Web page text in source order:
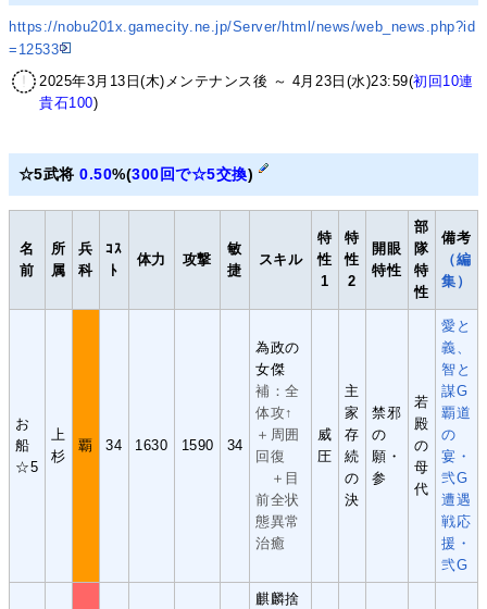
https://nobu201x.gamecity.ne.jp/Server/html/news/web_news.php?id
=12533
2025年3月13日(木)メンテナンス後 ～ 4月23日(水)23:59(初回10連
貴石100)
☆5武将0.50%(300回で☆5交換)
名
前
所
属
兵
科
ｺｽ
ﾄ
体力 攻撃
敏
捷
スキル
特
性
1
特
性
2
開眼
特性
部
隊
特
性
備考
（編
集）
お
船
☆5
上
杉
覇 34 1630 1590 34
為政の
女傑
補：全
体攻↑
＋周囲
回復
＋目
前全状
態異常
治癒
威
圧
主
家
存
続
の
決
禁邪
の
願・
参
若
殿
の
母
代
愛と
義、
智と
謀G
覇道
の
宴・
弐G
遭遇
戦応
援・
弐G
麒麟捨